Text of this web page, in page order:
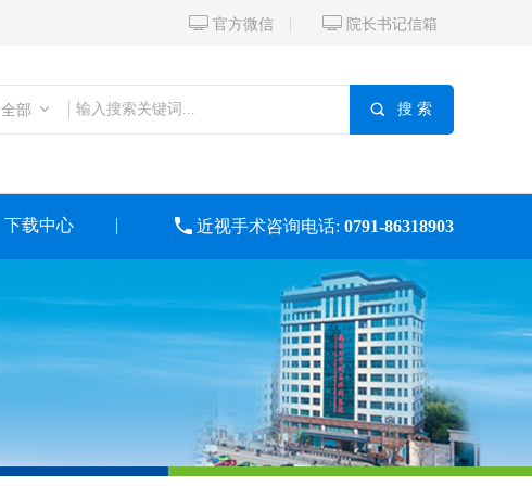
 官方微信  院长书记信箱
全部  搜 索
下载中心  近视手术咨询电话: 0791-86318903